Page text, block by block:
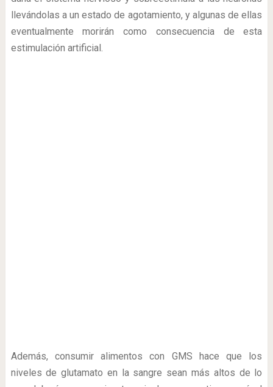
llevándolas a un estado de agotamiento, y algunas de ellas
eventualmente morirán como consecuencia de esta
estimulación artificial.
Además, consumir alimentos con GMS hace que los
niveles de glutamato en la sangre sean más altos de lo